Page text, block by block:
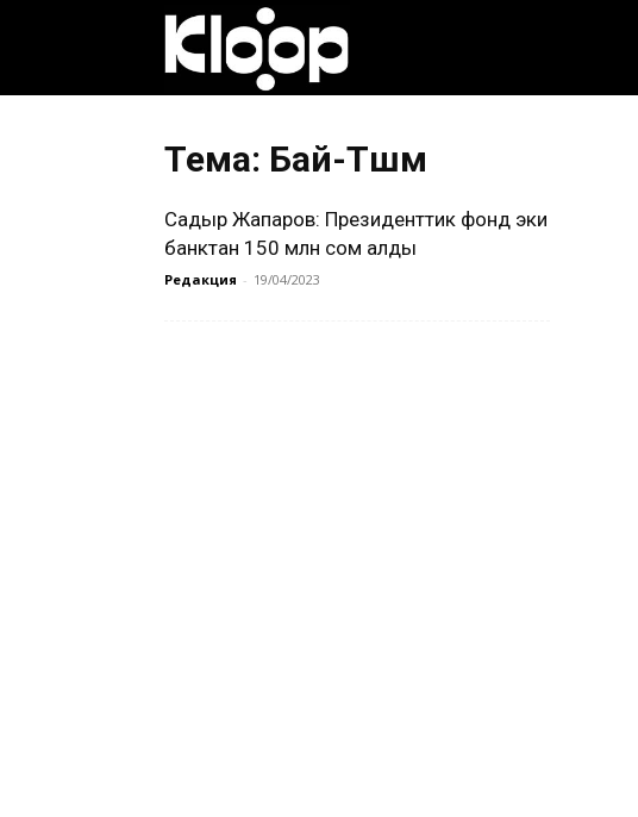
кыргызча
Тема: Бай-Түшүм
Садыр Жапаров: Президенттик фонд эки
банктан 150 млн сом алды
Редакция - 19/04/2023